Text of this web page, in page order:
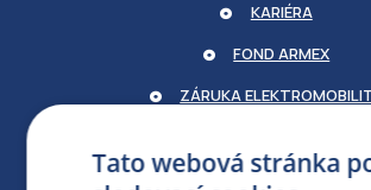
KARIÉRA
FOND ARMEX
ZÁRUKA
PRO MÉDIA
Tato webová stránka